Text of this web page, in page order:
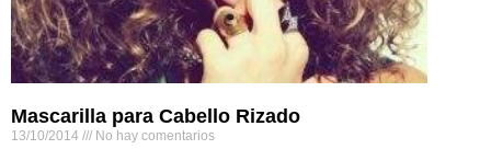
Mascarilla para Cabello Rizado
13/10/2014 No hay comentarios